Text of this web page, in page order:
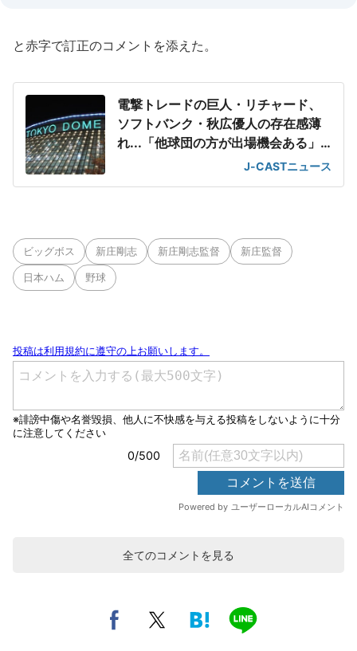
と赤字で訂正のコメントを添えた。
電撃トレードの巨人・リチャード、
ソフトバンク・秋広優人の存在感薄
れ...「他球団の方が出場機会ある」
J-CASTニュース
ビッグボス 新庄剛志 新庄剛志監督 新庄監督
日本ハム 野球
全てのコメントを見る